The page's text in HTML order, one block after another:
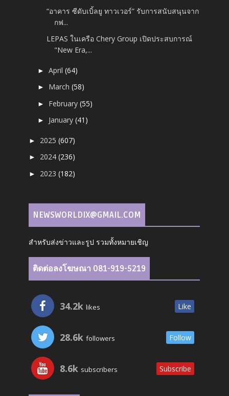
“อาคาร ซีดับเบิ้ลยู ทาวเวอร์” รับการสนับสนุนจาก
กฟ...
LEPAS ในเครือ Chery Group เปิดประสบการณ์
"New Era,...
►April(64)
► March(58)
► February(55)
► January(41)
► 2025(607)
► 2024(236)
► 2023(182)
NEWSWORLDIX@GMAIL.COM
สำหรับส่งข่าวและรูป รวมทั้งหมายเชิญ
ติดต่อลงโฆษณา 081-919-5219
34.2k likes Like
28.6k followers Follow
8.6k subscribers Subscribe